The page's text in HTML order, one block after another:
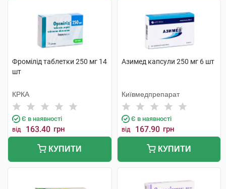
Фромілід таблетки 250 мг 14
шт
КРКА
Є в наявності
від 163.40 грн
КУПИТИ
Азимед капсули 250 мг 6 шт
Київмедпрепарат
Є в наявності
від 167.90 грн
КУПИТИ